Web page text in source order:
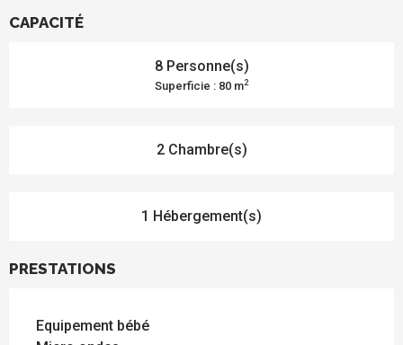
CAPACITÉ
8 Personne(s)
Superficie : 80 m2
2 Chambre(s)
1 Hébergement(s)
PRESTATIONS
Equipement bébé